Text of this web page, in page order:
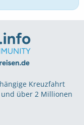
Kreuzfahrt
über 2 Millionen